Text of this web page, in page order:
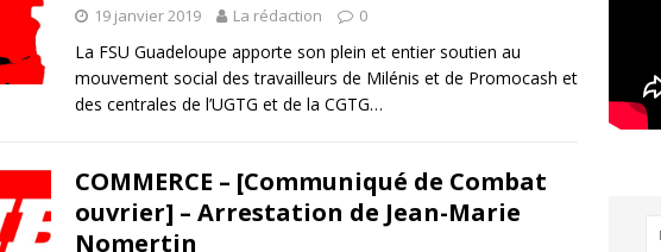
19 janvier 2019 La rédaction 0
La FSU Guadeloupe apporte son plein et entier soutien au
mouvement social des travailleurs de Milénis et de Promocash et
des centrales de l’UGTG et de la CGTG…
COMMERCE – [Communiqué de Combat
ouvrier] – Arrestation de Jean-Marie
Nomertin